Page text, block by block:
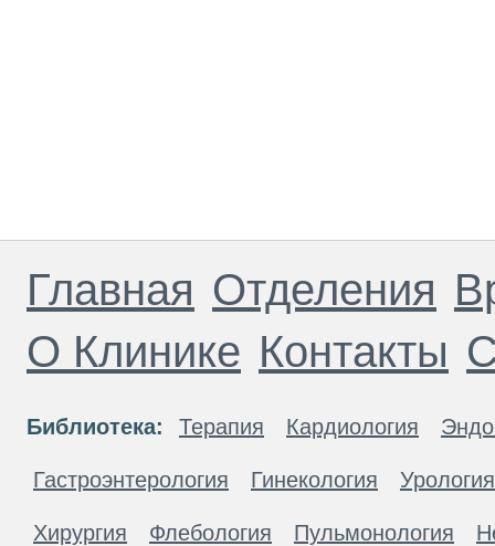
Главная Отделения
О Клинике Контакты
Библиотека: Терапия Кардиология
Гастроэнтерология Гинекология Урология
Хирургия Флебология Пульмонология